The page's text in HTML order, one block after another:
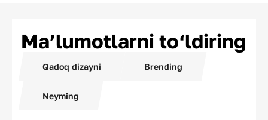
Ma’lumotlarni to‘ldiring
Qadoq dizayni Brending
Neyming